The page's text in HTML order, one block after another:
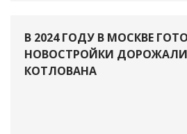
В 2024 ГОДУ В МОСКВЕ
НОВОСТРОЙКИ ДОРОЖАЛИ
КОТЛОВАНА